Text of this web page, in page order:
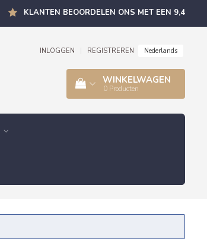
KLANTEN BEOORDELEN ONS MET EEN 9,4
INLOGGEN REGISTREREN Nederlands
WINKELWAGEN
0 Producten